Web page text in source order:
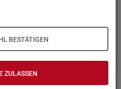
BESTÄTIGEN
ZULASSEN
(PDF, 2MB)be­reit.